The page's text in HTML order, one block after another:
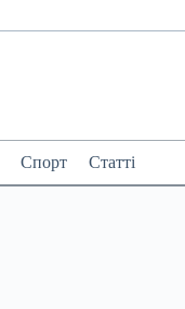
Спорт Статті